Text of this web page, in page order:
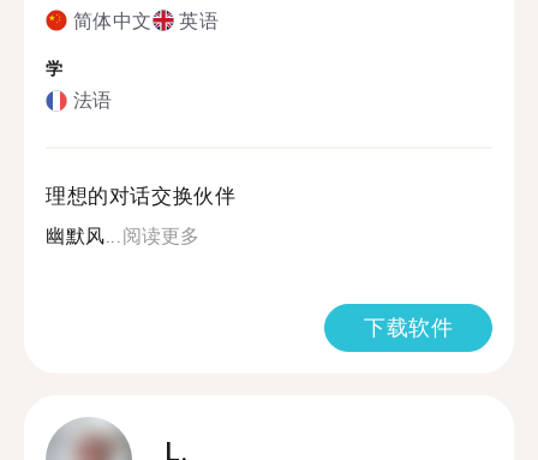
简体中文 英语
学
法语
理想的对话交换伙伴
幽默风...阅读更多
下载软件
L.